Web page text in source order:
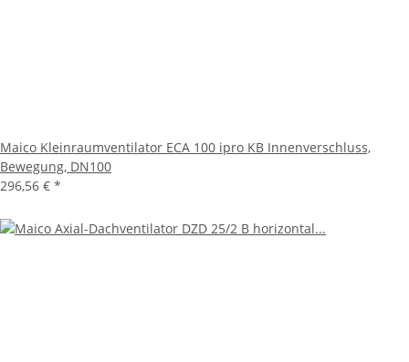
Maico Kleinraumventilator ECA 100 ipro KB Innenverschluss,
Bewegung, DN100
296,56 € *